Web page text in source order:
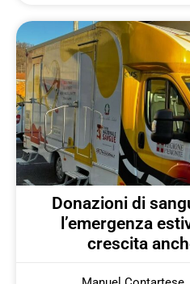
Donazioni di
l’emergenza
crescita